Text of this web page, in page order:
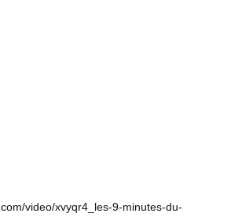
video/xvyqr4_les-9-minutes-du-